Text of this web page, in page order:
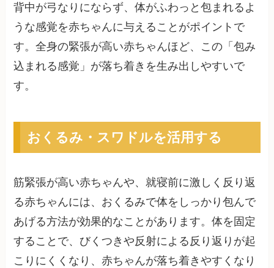
背中が弓なりにならず、体がふわっと包まれるよ
うな感覚を赤ちゃんに与えることがポイントで
す。全身の緊張が高い赤ちゃんほど、この「包み
込まれる感覚」が落ち着きを生み出しやすいで
す。
おくるみ・スワドルを活用する
筋緊張が高い赤ちゃんや、就寝前に激しく反り返
る赤ちゃんには、おくるみで体をしっかり包んで
あげる方法が効果的なことがあります。体を固定
することで、びくつきや反射による反り返りが起
こりにくくなり、赤ちゃんが落ち着きやすくなり